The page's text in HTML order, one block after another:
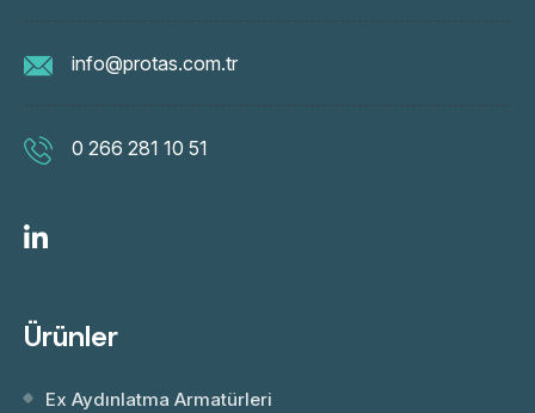
info@protas.com.tr
0 266 281 10 51
Ürünler
Ex Aydınlatma Armatürleri